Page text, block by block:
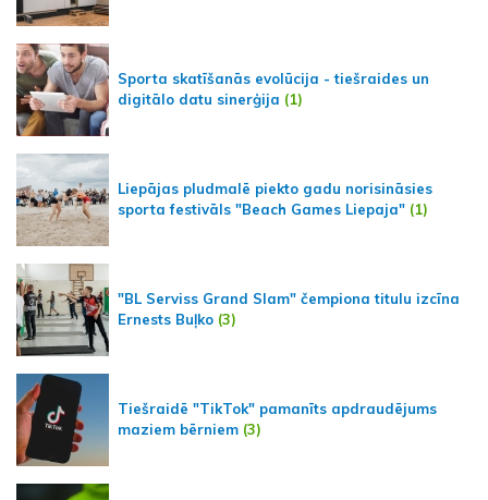
Sporta skatīšanās evolūcija - tiešraides un
digitālo datu sinerģija (1)
Liepājas pludmalē piekto gadu norisināsies
sporta festivāls "Beach Games Liepaja" (1)
"BL Serviss Grand Slam" čempiona titulu izcīna
Ernests Buļko (3)
Tiešraidē "TikTok" pamanīts apdraudējums
maziem bērniem (3)